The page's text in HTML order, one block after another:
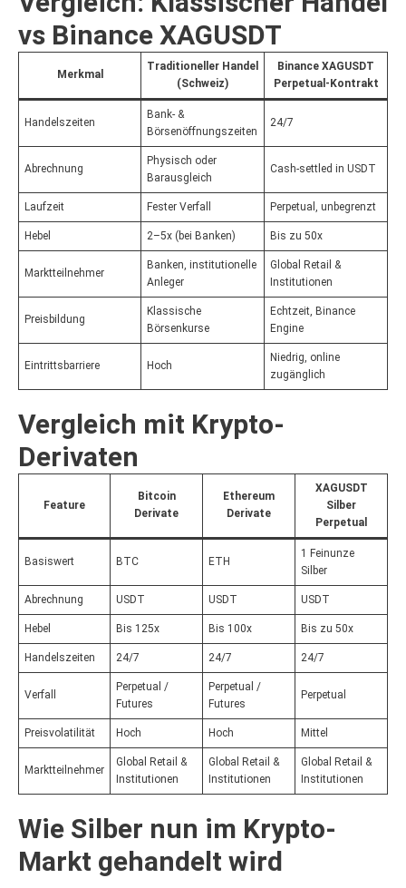
vs Binance XAGUSDT
Merkmal
Traditioneller Handel
(Schweiz)
Binance XAGUSDT
Perpetual-Kontrakt
Handelszeiten
Bank- &
Börsenöffnungszeiten
24/7
Abrechnung
Physisch oder
Barausgleich
Cash-settled in USDT
Laufzeit Fester Verfall Perpetual, unbegrenzt
Hebel 2–5x (bei Banken) Bis zu 50x
Marktteilnehmer
Banken, institutionelle
Anleger
Global Retail &
Institutionen
Preisbildung
Klassische
Börsenkurse
Echtzeit, Binance
Engine
Eintrittsbarriere Hoch
Niedrig, online
zugänglich
Vergleich mit Krypto-
Derivaten
Feature
Bitcoin
Derivate
Ethereum
Derivate
XAGUSDT
Silber
Perpetual
Basiswert BTC ETH
1 Feinunze
Silber
Abrechnung USDT USDT USDT
Hebel Bis 125x Bis 100x Bis zu 50x
Handelszeiten 24/7 24/7 24/7
Verfall
Perpetual /
Futures
Perpetual /
Futures
Perpetual
Preisvolatilität Hoch Hoch Mittel
Marktteilnehmer
Global Retail &
Institutionen
Global Retail &
Institutionen
Global Retail &
Institutionen
Wie Silber nun im Krypto-
Markt gehandelt wird